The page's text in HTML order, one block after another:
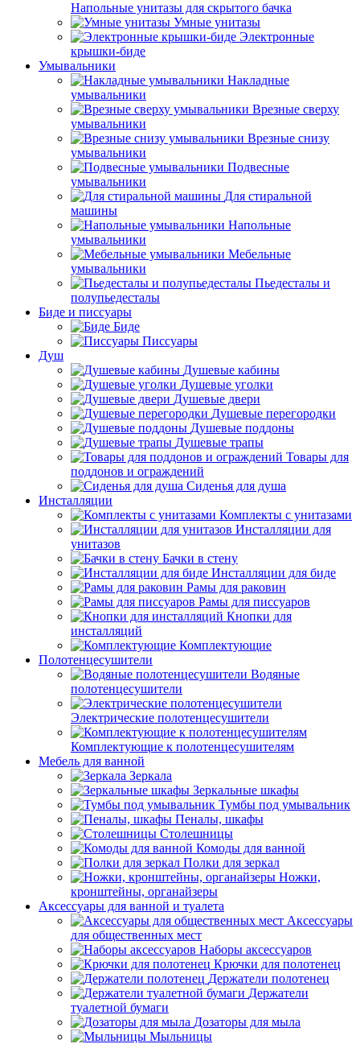
Напольные унитазы для скрытого бачка
Умные унитазы
Электронные
крышки-биде
Умывальники
Накладные
умывальники
Врезные сверху
умывальники
Врезные снизу
умывальники
Подвесные
умывальники
Для стиральной
машины
Напольные
умывальники
Мебельные
умывальники
Пьедесталы и
полупьедесталы
Биде и писсуары
Биде
Писсуары
Душ
Душевые кабины
Душевые уголки
Душевые двери
Душевые перегородки
Душевые поддоны
Душевые трапы
Товары для
поддонов и ограждений
Сиденья для душа
Инсталляции
Комплекты с унитазами
Инсталляции для
унитазов
Бачки в стену
Инсталляции для биде
Рамы для раковин
Рамы для писсуаров
Кнопки для
инсталляций
Комплектующие
Полотенцесушители
Водяные
полотенцесушители
Электрические полотенцесушители
Комплектующие к полотенцесушителям
Мебель для ванной
Зеркала
Зеркальные шкафы
Тумбы под умывальник
Пеналы, шкафы
Столешницы
Комоды для ванной
Полки для зеркал
Ножки,
кронштейны, органайзеры
Аксессуары для ванной и туалета
Аксессуары
для общественных мест
Наборы аксессуаров
Крючки для полотенец
Держатели полотенец
Держатели
туалетной бумаги
Дозаторы для мыла
Мыльницы